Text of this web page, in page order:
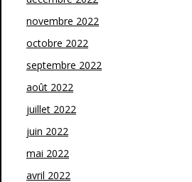
novembre 2022
octobre 2022
septembre 2022
août 2022
juillet 2022
juin 2022
mai 2022
avril 2022